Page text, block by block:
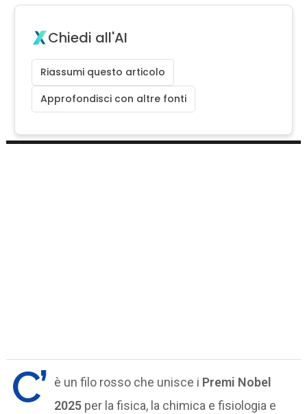
Chiedi all'AI
Riassumi questo articolo
Approfondisci con altre fonti
C’ è un filo rosso che unisce i Premi Nobel
2025 per la fisica, la chimica e fisiologia e